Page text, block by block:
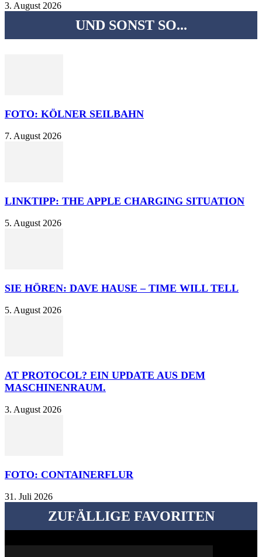
3. August 2026
UND SONST SO...
FOTO: KÖLNER SEILBAHN
7. August 2026
LINKTIPP: THE APPLE CHARGING SITUATION
5. August 2026
SIE HÖREN: DAVE HAUSE – TIME WILL TELL
5. August 2026
AT PROTOCOL? EIN UPDATE AUS DEM
MASCHINENRAUM.
3. August 2026
FOTO: CONTAINERFLUR
31. Juli 2026
ZUFÄLLIGE FAVORITEN